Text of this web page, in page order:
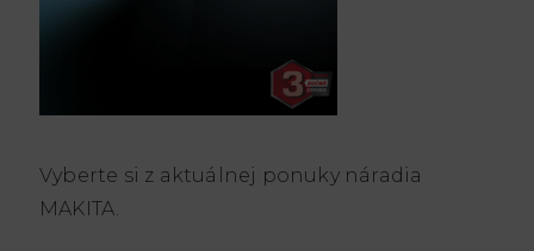
Vyberte si z aktuálnej ponuky náradia
MAKITA.